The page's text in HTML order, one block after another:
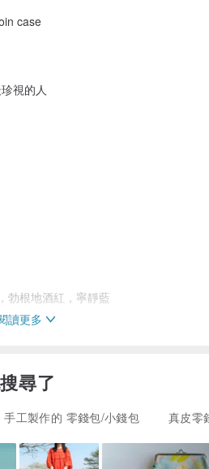
case
視的人
勃根地酒紅，寧靜藍
0.5cm
工作天
讀更多
尋了
手工製作的 零錢包/小錢包 真皮零